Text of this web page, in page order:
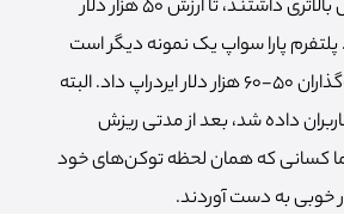
که حجم ترید و تراکنش بالاتری داشتند، تا ارزش 50 هزار دلار
پلتفرم پارا سواپ یک نمونه دیگر است
که به بعضی از سرمایه‌گذاران 50-60 هزار دلار ایردراپ داد. البته
داده شد، بعد از مدتی ریزش
کسانی که همان لحظه توکن‌های خود
خوبی به دست آوردند.